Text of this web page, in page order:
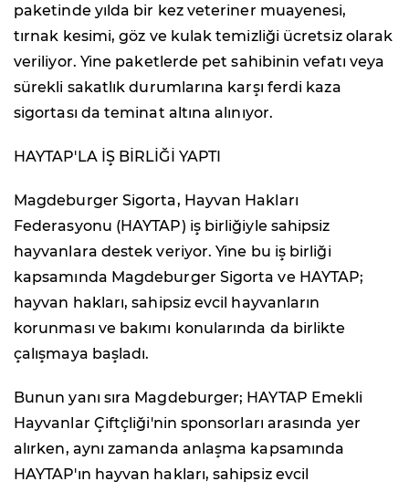
paketinde yılda bir kez veteriner muayenesi,
tırnak kesimi, göz ve kulak temizliği ücretsiz olarak
veriliyor. Yine paketlerde pet sahibinin vefatı veya
sürekli sakatlık durumlarına karşı ferdi kaza
sigortası da teminat altına alınıyor.
HAYTAP'LA İŞ BİRLİĞİ YAPTI
Magdeburger Sigorta, Hayvan Hakları
Federasyonu (HAYTAP) iş birliğiyle sahipsiz
hayvanlara destek veriyor. Yine bu iş birliği
kapsamında Magdeburger Sigorta ve HAYTAP;
hayvan hakları, sahipsiz evcil hayvanların
korunması ve bakımı konularında da birlikte
çalışmaya başladı.
Bunun yanı sıra Magdeburger; HAYTAP Emekli
Hayvanlar Çiftçliği'nin sponsorları arasında yer
alırken, aynı zamanda anlaşma kapsamında
HAYTAP'ın hayvan hakları, sahipsiz evcil